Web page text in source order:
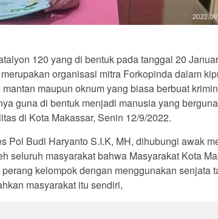
120 yang di bentuk pada tanggal 20
organisasi mitra Forkopinda dalam
maupun oknum yang biasa berbuat
guna di bentuk menjadi manusia yang
di Kota Makassar, Senin 12/9/2022.
Pol Budi Haryanto S.I.K, MH, dihubungi awak
seluruh masyarakat bahwa Masyarakat Kota
kelompok dengan menggunakan senjata
masyarakat itu sendiri,